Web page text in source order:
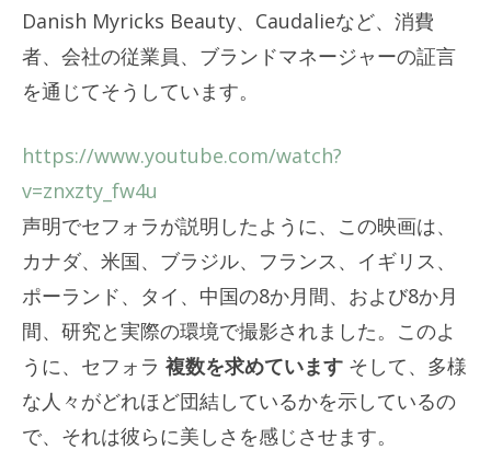
Danish Myricks Beauty、Caudalieなど、消費
者、会社の従業員、ブランドマネージャーの証言
を通じてそうしています。
https://www.youtube.com/watch?
v=znxzty_fw4u
声明でセフォラが説明したように、この映画は、
カナダ、米国、ブラジル、フランス、イギリス、
ポーランド、タイ、中国の8か月間、および8か月
間、研究と実際の環境で撮影されました。このよ
うに、セフォラ 複数を求めています そして、多様
な人々がどれほど団結しているかを示しているの
で、それは彼らに美しさを感じさせます。